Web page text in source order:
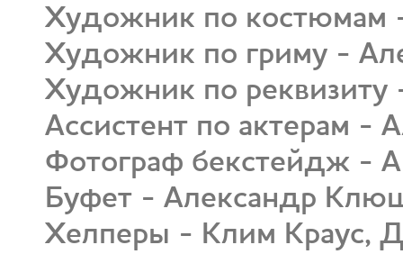
Художник по костюмам
Художник по гриму -
Художник по реквизиту
Ассистент по актерам -
Фотограф бекстейдж -
Буфет - Александр
Хелперы - Клим Краус,